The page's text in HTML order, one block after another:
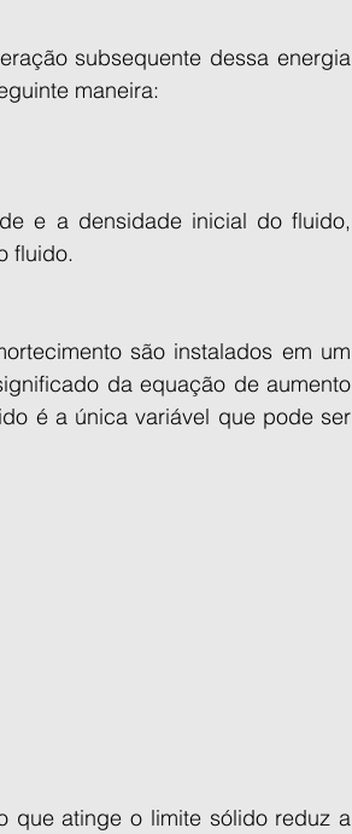
subsequente dessa energia
maneira:
e a densidade inicial do fluido,
fluido.
são instalados em um
da equação de aumento
é a única variável que pode ser
que atinge o limite sólido reduz a